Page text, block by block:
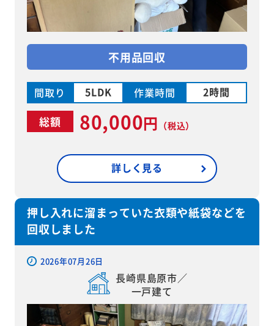
不用品回収
間取り 5LDK 作業時間 2時間
総額 80,000円 （税込）
詳しく見る
押し入れに溜まっていた衣類や紙袋などを
回収しました
2026年07月26日
長崎県島原市／
一戸建て